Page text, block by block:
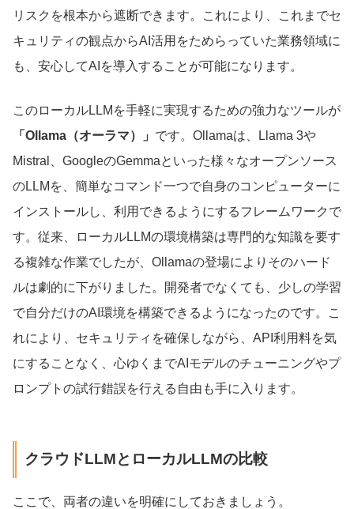
リスクを根本から遮断できます。これにより、これまでセ
キュリティの観点からAI活用をためらっていた業務領域に
も、安心してAIを導入することが可能になります。
このローカルLLMを手軽に実現するための強力なツールが
「Ollama（オーラマ）」 です。Ollamaは、Llama 3や
Mistral、GoogleのGemmaといった様々なオープンソース
のLLMを、簡単なコマンド一つで自身のコンピューターに
インストールし、利用できるようにするフレームワークで
す。従来、ローカルLLMの環境構築は専門的な知識を要す
る複雑な作業でしたが、Ollamaの登場によりそのハード
ルは劇的に下がりました。開発者でなくても、少しの学習
で自分だけのAI環境を構築できるようになったのです。こ
れにより、セキュリティを確保しながら、API利用料を気
にすることなく、心ゆくまでAIモデルのチューニングやプ
ロンプトの試行錯誤を行える自由も手に入ります。
クラウドLLMとローカルLLMの比較
ここで、両者の違いを明確にしておきましょう。